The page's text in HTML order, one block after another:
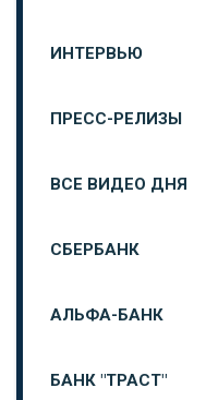
ИНТЕРВЬЮ
ПРЕСС-РЕЛИЗЫ
ВСЕ ВИДЕО ДНЯ
СБЕРБАНК
АЛЬФА-БАНК
БАНК "ТРАСТ"